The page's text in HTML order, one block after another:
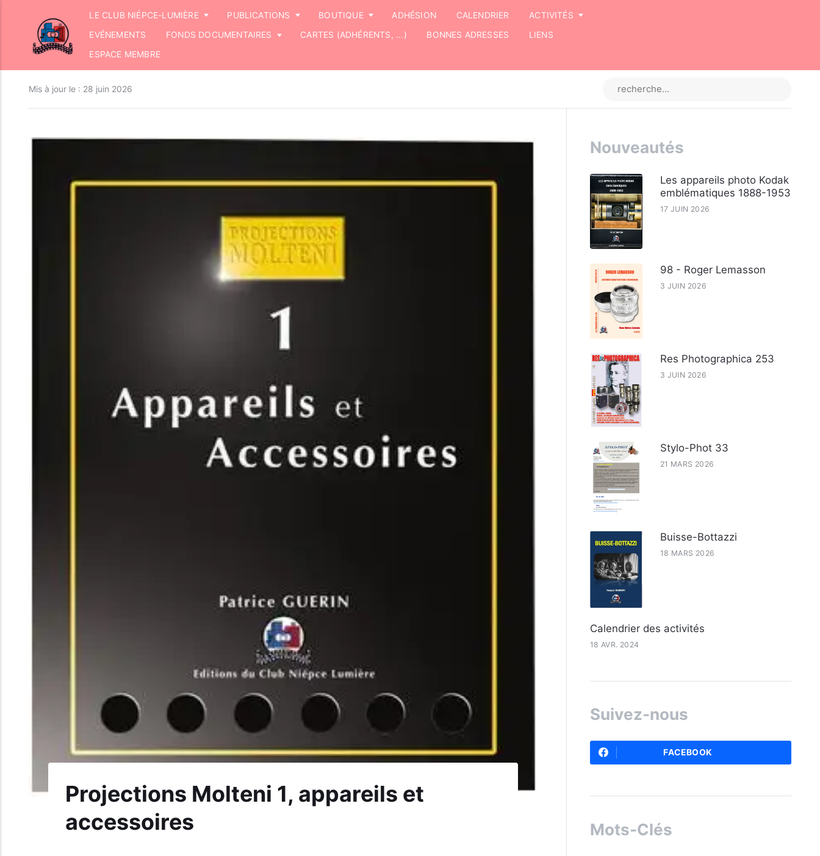
LE CLUB NIÉPCE-LUMIÈRE PUBLICATIONS BOUTIQUE ADHÉSION CALENDRIER ACTIVITÉS
EVÉNEMENTS FONDS DOCUMENTAIRES CARTES (ADHÉRENTS, ...) BONNES ADRESSES LIENS
ESPACE MEMBRE
Mis à jour le : 28 juin 2026
Projections Molteni 1, appareils et
accessoires
Nouveautés
Les appareils photo Kodak
emblématiques 1888-1953
17 JUIN 2026
98 - Roger Lemasson
3 JUIN 2026
Res Photographica 253
3 JUIN 2026
Stylo-Phot 33
21 MARS 2026
Buisse-Bottazzi
18 MARS 2026
Calendrier des activités
18 AVR. 2024
Suivez-nous
FACEBOOK
Mots-Clés